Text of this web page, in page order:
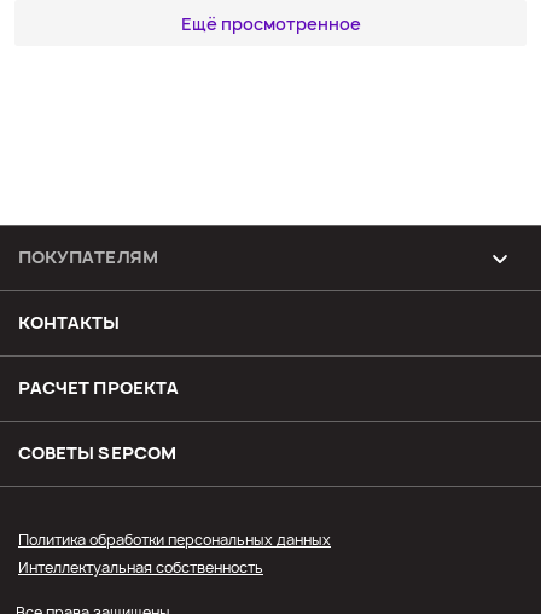
Ещё просмотренное
ПОКУПАТЕЛЯМ
Возврат и обмен товара
Доставка
Оплата
Оптовым покупателям
КОНТАКТЫ
РАСЧЕТ ПРОЕКТА
СОВЕТЫ SЕPCOM
Политика обработки персональных данных
Интеллектуальная собственность